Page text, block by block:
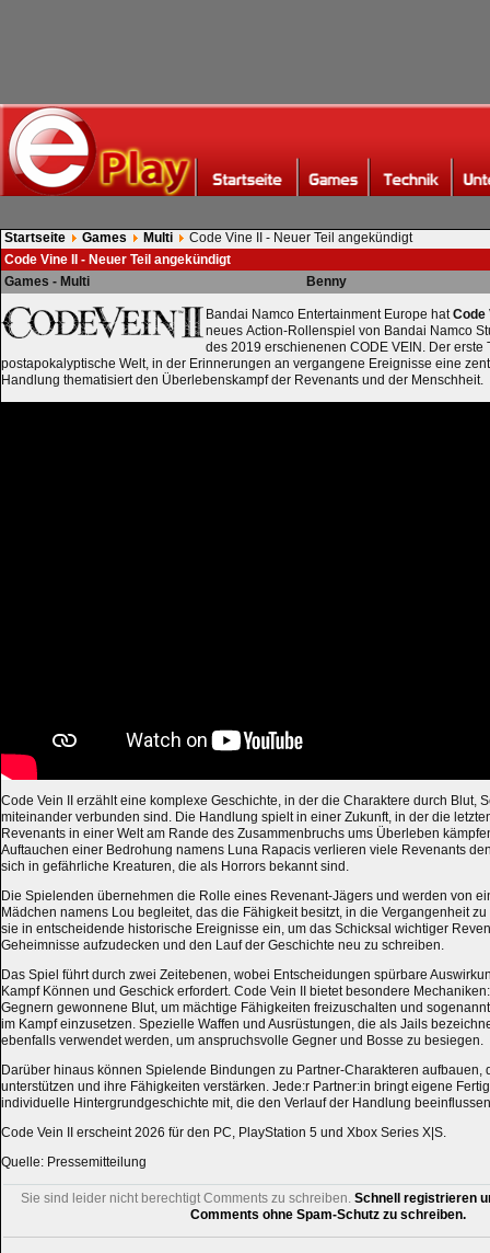
Startseite Games Multi
Code Vine II - Neuer Teil angekündigt
Code Vine II - Neuer Teil angekündigt
Games - Multi
Benny
Bandai Namco Entertainment Europe hatCode
neues Action-Rollenspiel von Bandai Namco
des 2019 erschienenen CODE VEIN. Der erste
postapokalyptische Welt, in der Erinnerungen an vergangene Ereignisse eine
Handlung thematisiert den Überlebenskampf der Revenants und der Menschheit.
Code Vein II erzählt eine komplexe Geschichte, in der die Charaktere durch Blut,
miteinander verbunden sind. Die Handlung spielt in einer Zukunft, in der die
Revenants in einer Welt am Rande des Zusammenbruchs ums Überleben
Auftauchen einer Bedrohung namens Luna Rapacis verlieren viele Revenants
sich in gefährliche Kreaturen, die als Horrors bekannt sind.
Die Spielenden übernehmen die Rolle eines Revenant-Jägers und werden von
Mädchen namens Lou begleitet, das die Fähigkeit besitzt, in die Vergangenheit
sie in entscheidende historische Ereignisse ein, um das Schicksal wichtiger
Geheimnisse aufzudecken und den Lauf der Geschichte neu zu schreiben.
Das Spiel führt durch zwei Zeitebenen, wobei Entscheidungen spürbare
Kampf Können und Geschick erfordert. Code Vein II bietet besondere
Gegnern gewonnene Blut, um mächtige Fähigkeiten freizuschalten und
im Kampf einzusetzen. Spezielle Waffen und Ausrüstungen, die als Jails
ebenfalls verwendet werden, um anspruchsvolle Gegner und Bosse zu besiegen.
Darüber hinaus können Spielende Bindungen zu Partner-Charakteren aufbauen,
unterstützen und ihre Fähigkeiten verstärken. Jede:r Partner:in bringt eigene
individuelle Hintergrundgeschichte mit, die den Verlauf der Handlung
Code Vein II erscheint 2026 für den PC, PlayStation 5 und Xbox Series X|S.
Quelle: Pressemitteilung
Sie sind leider nicht berechtigt Comments zu schreiben. Schnell registrieren
Comments ohne Spam-Schutz zu schreiben.